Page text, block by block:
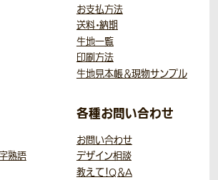
お支払方法
送料・納期
生地一覧
印刷方法
生地見本帳＆現物サンプル
熟語
各種お問い合わせ
お問い合わせ
デザイン相談
教えて！Q＆A